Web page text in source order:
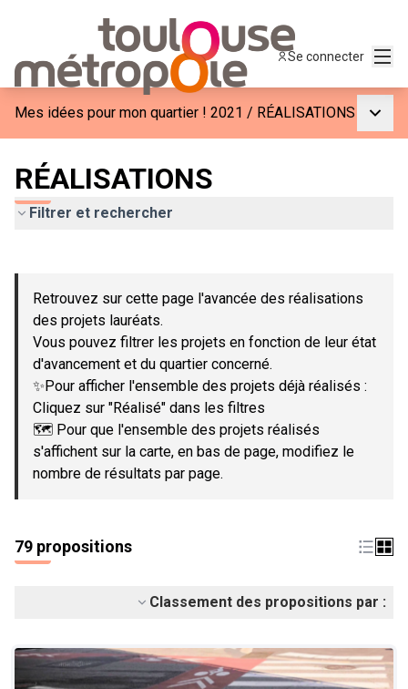
Se connecter
Mes idées pour mon quartier ! 2021 / RÉALISATIONS
RÉALISATIONS
Filtrer et rechercher
−
Retrouvez sur cette page l'avancée des réalisations
des projets lauréats.
Vous pouvez filtrer les projets en fonction de leur état
d'avancement et du quartier concerné.
✨Pour afficher l'ensemble des projets déjà réalisés :
Cliquez sur "Réalisé" dans les filtres
🗺️ Pour que l'ensemble des projets réalisés
s'affichent sur la carte, en bas de page, modifiez le
nombre de résultats par page.
79 propositions
Classement des propositions par :